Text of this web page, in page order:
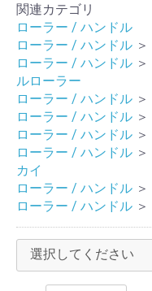
関連カテゴリ
ローラー / ハンドル
ローラー / ハンドル ＞
ローラー / ハンドル ＞
ルローラー
ローラー / ハンドル ＞
ローラー / ハンドル ＞
ローラー / ハンドル ＞
ローラー / ハンドル ＞
カイ
ローラー / ハンドル ＞
ローラー / ハンドル ＞